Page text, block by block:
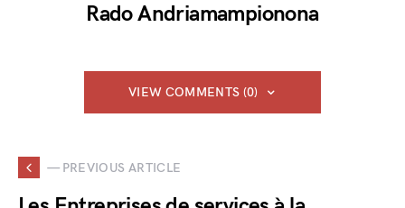
Rado Andriamampionona
VIEW COMMENTS (0)
— PREVIOUS ARTICLE